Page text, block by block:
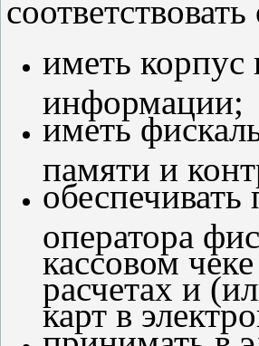
иметь корпус
информации;
иметь
памяти и
оператора
кассовом
расчетах и
карт в